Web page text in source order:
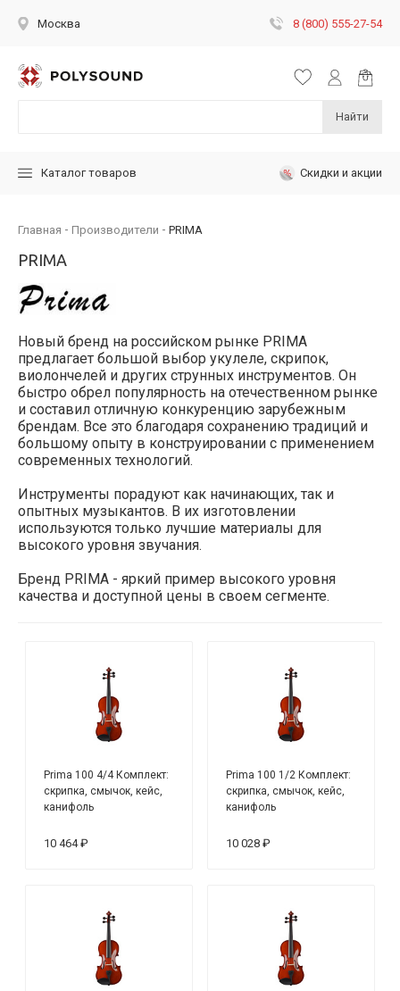
Москва 8 (800) 555-27-54
Найти
Каталог товаров Скидки и акции
Главная Производители PRIMA
PRIMA
Новый бренд на российском рынке PRIMA
предлагает большой выбор укулеле, скрипок,
виолончелей и других струнных инструментов. Он
быстро обрел популярность на отечественном рынке
и составил отличную конкуренцию зарубежным
брендам. Все это благодаря сохранению традиций и
большому опыту в конструировании с применением
современных технологий.
Инструменты порадуют как начинающих, так и
опытных музыкантов. В их изготовлении
используются только лучшие материалы для
высокого уровня звучания.
Бренд PRIMA - яркий пример высокого уровня
качества и доступной цены в своем сегменте.
Prima 100 4/4 Комплект:
скрипка, смычок, кейс,
канифоль
10 464 ₽
Prima 100 1/2 Комплект:
скрипка, смычок, кейс,
канифоль
10 028 ₽